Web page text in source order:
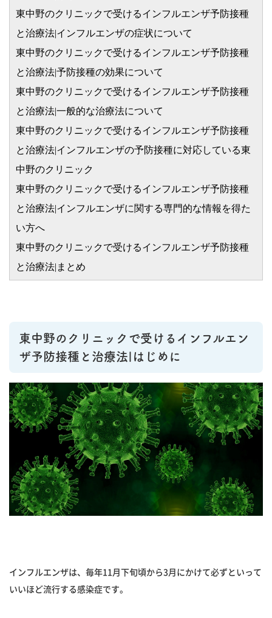
東中野のクリニックで受けるインフルエンザ予防接種
と治療法|インフルエンザの症状について
東中野のクリニックで受けるインフルエンザ予防接種
と治療法|予防接種の効果について
東中野のクリニックで受けるインフルエンザ予防接種
と治療法|一般的な治療法について
東中野のクリニックで受けるインフルエンザ予防接種
と治療法|インフルエンザの予防接種に対応している東
中野のクリニック
東中野のクリニックで受けるインフルエンザ予防接種
と治療法|インフルエンザに関する専門的な情報を得た
い方へ
東中野のクリニックで受けるインフルエンザ予防接種
と治療法|まとめ
東中野のクリニックで受けるインフルエン
ザ予防接種と治療法|はじめに
インフルエンザは、毎年11月下旬頃から3月にかけて必ずといって
いいほど流行する感染症です。